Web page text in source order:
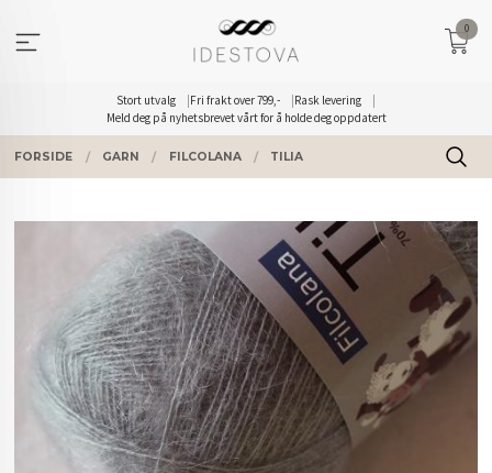
innholdet
Stort utvalg Fri frakt over 799,-
Rask levering
Meld deg på nyhetsbrevet vårt for å holde deg oppdatert
0
FORSIDE GARN FILCOLANA TILIA